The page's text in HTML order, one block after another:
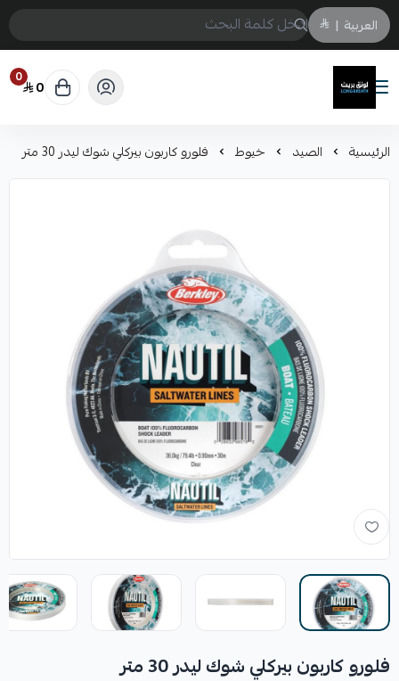
العربية |
لونق بريث
0 0
الرئيسية الصيد خيوط فلورو كاربون بيركلي شوك ليدر 30 متر
فلورو كاربون بيركلي شوك ليدر 30 متر